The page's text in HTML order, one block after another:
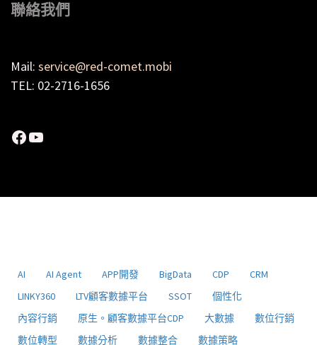
聯絡我們
Mail: service@red-comet.mobi
TEL: 02-2716-1656
Facebook
YouTube
AI AI Agent APP開發 BigData CDP
CRM
LINKY360
LTV顧客數據平台 SSOT
個性化
內容行銷
原生。顧客數據平台CDP 大數據
數位行銷
數位轉型
數據分析 數據整合 數據策略